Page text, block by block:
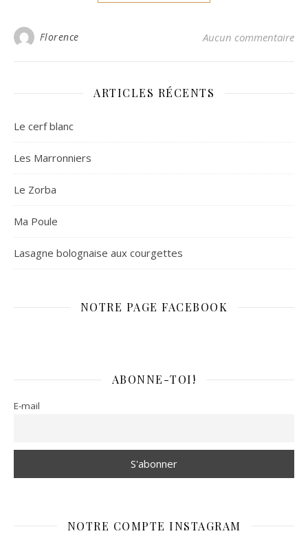
Florence Aucun commentaire
ARTICLES RÉCENTS
Le cerf blanc
Les Marronniers
Le Zorba
Ma Poule
Lasagne bolognaise aux courgettes
NOTRE PAGE FACEBOOK
ABONNE-TOI!
E-mail
NOTRE COMPTE INSTAGRAM